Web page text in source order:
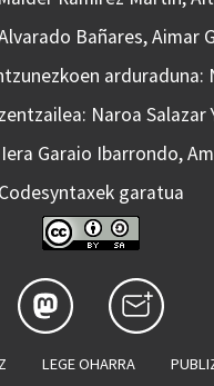
Bañares, Aimar
arduraduna:
Naroa Salazar
Garaio Ibarrondo,
Codesyntaxek garatua
LEGE OHARRA